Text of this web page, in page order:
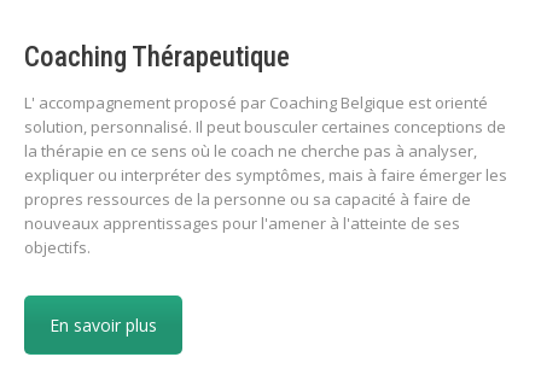
Coaching Thérapeutique
L' accompagnement proposé par Coaching Belgique est orienté
solution, personnalisé. Il peut bousculer certaines conceptions de
la thérapie en ce sens où le coach ne cherche pas à analyser,
expliquer ou interpréter des symptômes, mais à faire émerger les
propres ressources de la personne ou sa capacité à faire de
nouveaux apprentissages pour l'amener à l'atteinte de ses
objectifs.
En savoir plus